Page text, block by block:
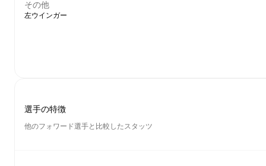
その他
左ウインガー
選手の特徴
他のフォワード選手と比較したスタッツ